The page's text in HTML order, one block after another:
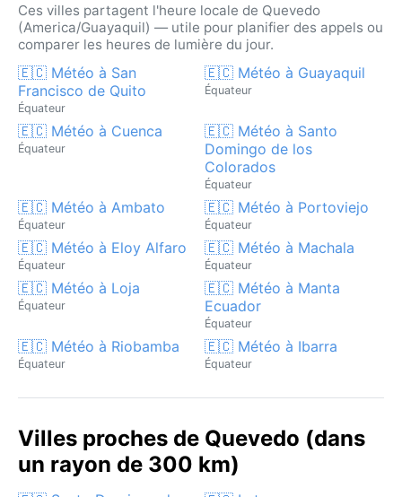
Ces villes partagent l'heure locale de Quevedo
(America/Guayaquil) — utile pour planifier des appels ou
comparer les heures de lumière du jour.
🇪🇨 Météo à San
Francisco de Quito
Équateur
🇪🇨 Météo à Guayaquil
Équateur
🇪🇨 Météo à Cuenca
Équateur
🇪🇨 Météo à Santo
Domingo de los
Colorados
Équateur
🇪🇨 Météo à Ambato
Équateur
🇪🇨 Météo à Portoviejo
Équateur
🇪🇨 Météo à Eloy Alfaro
Équateur
🇪🇨 Météo à Machala
Équateur
🇪🇨 Météo à Loja
Équateur
🇪🇨 Météo à Manta
Ecuador
Équateur
🇪🇨 Météo à Riobamba
Équateur
🇪🇨 Météo à Ibarra
Équateur
Villes proches de Quevedo (dans
un rayon de 300 km)